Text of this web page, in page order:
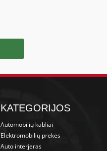
KATEGORIJOS
Automobilių kabliai
Elektromobilių prekės
Auto interjeras